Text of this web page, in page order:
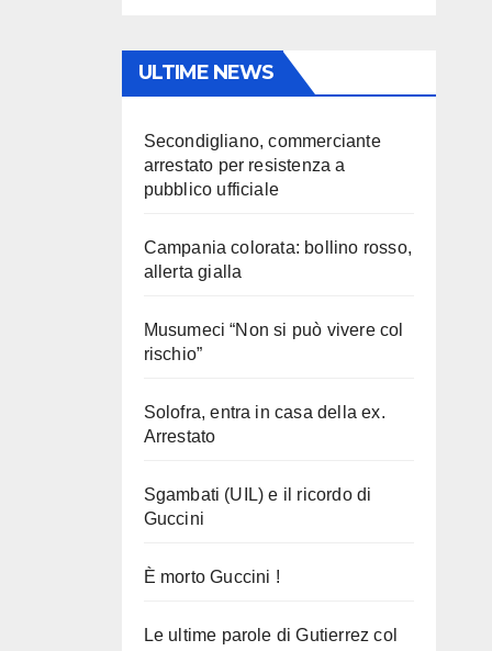
ULTIME NEWS
Secondigliano, commerciante
arrestato per resistenza a
pubblico ufficiale
Campania colorata: bollino rosso,
allerta gialla
Musumeci “Non si può vivere col
rischio”
Solofra, entra in casa della ex.
Arrestato
Sgambati (UIL) e il ricordo di
Guccini
È morto Guccini !
Le ultime parole di Gutierrez col